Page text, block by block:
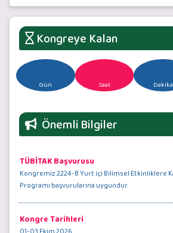
Kongreye Kalan
Gün Saat Dakika
Önemli Bilgiler
TÜBİTAK Başvurusu
Kongremiz 2224-B Yurt içi Bilimsel Etkinliklere
Programı başvurularına uygundur.
Kongre Tarihleri